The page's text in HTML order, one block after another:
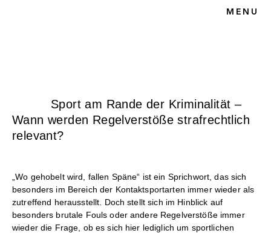
MENU
Sport am Rande der Kriminalität –
Wann werden Regelverstöße strafrechtlich
relevant?
„Wo gehobelt wird, fallen Späne“ ist ein Sprichwort, das sich
besonders im Bereich der Kontaktsportarten immer wieder als
zutreffend herausstellt. Doch stellt sich im Hinblick auf
besonders brutale Fouls oder andere Regelverstöße immer
wieder die Frage, ob es sich hier lediglich um sportlichen